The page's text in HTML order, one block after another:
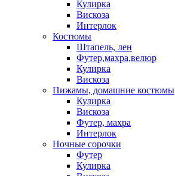
Кулирка
Вискоза
Интерлок
Костюмы
Штапель, лен
Футер,махра,велюр
Кулирка
Вискоза
Пижамы, домашние костюмы
Кулирка
Вискоза
Футер, махра
Интерлок
Ночные сорочки
Футер
Кулирка